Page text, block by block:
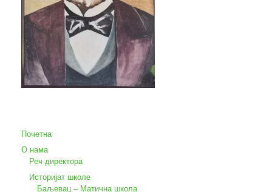
Почетна
О нама
Реч директора
Историјат школе
Баљевац – Матична школа